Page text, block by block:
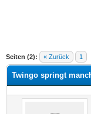
Seiten (2): « Zurück 1
Durchschnitt
Twingo springt